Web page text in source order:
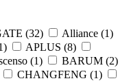
(32) Alliance (1)
APLUS (8)
(1) BARUM (2)
CHANGFENG (1)